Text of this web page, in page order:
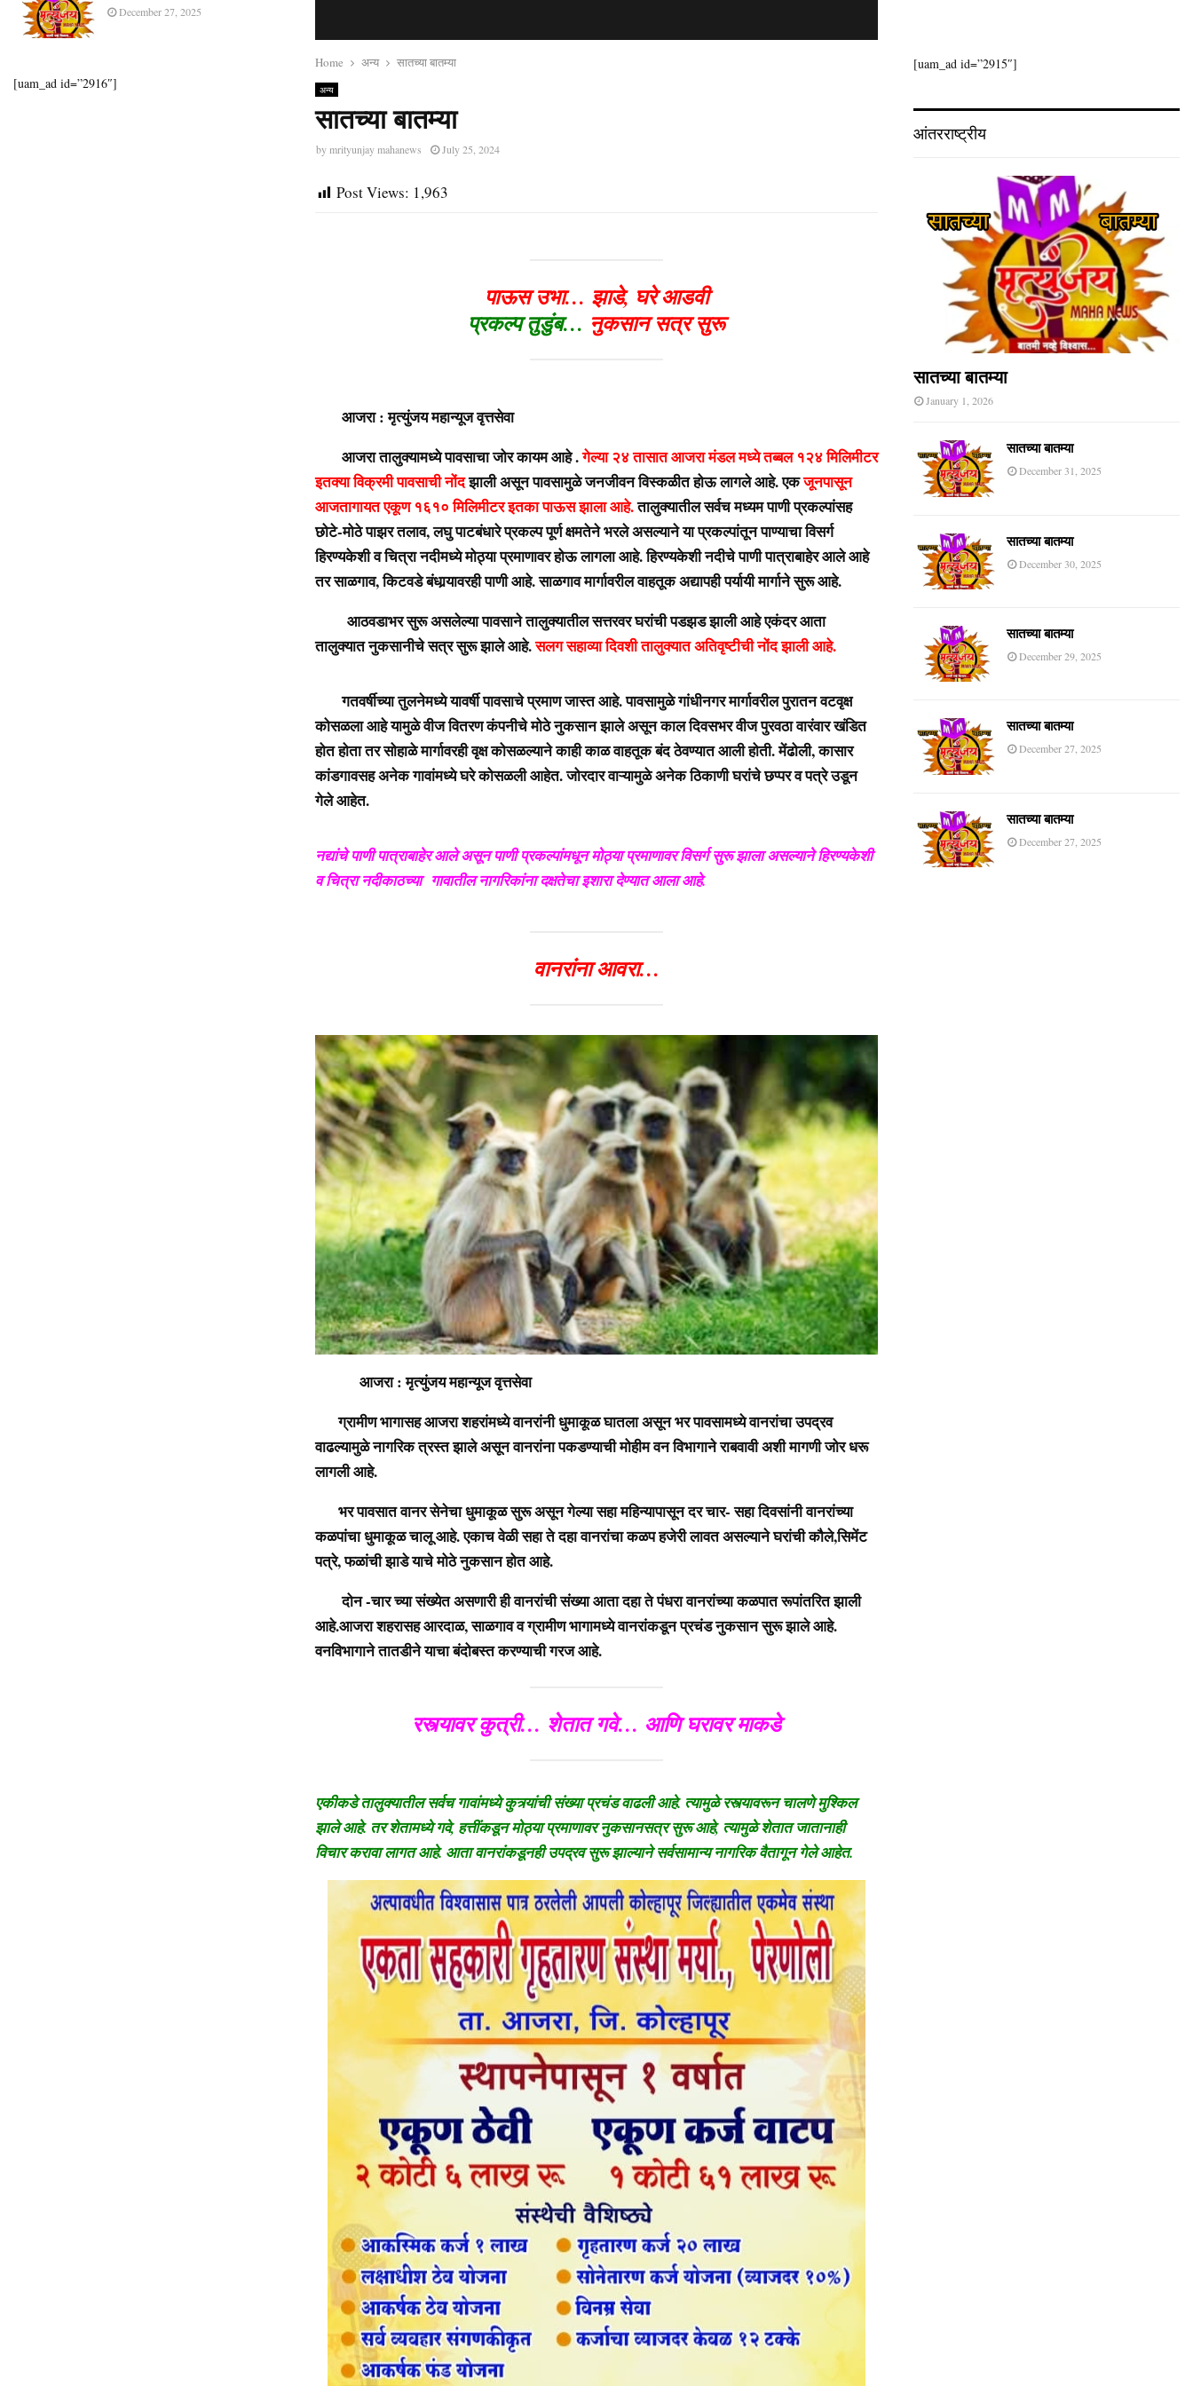
Home अन्य सातच्या बातम्या
अन्य
सातच्या बातम्या
by mrityunjay mahanews July 25, 2024
Post Views: 1,963
पाऊस उभा… झाडे, घरे आडवी
प्रकल्प तुडुंब… नुकसान सत्र सुरू
आजरा : मृत्युंजय महान्यूज वृत्तसेवा
आजरा तालुक्यामध्ये पावसाचा जोर कायम आहे .गेल्या २४ तासात आजरा मंडल मध्ये तब्बल १२४ मिलिमीटर
इतक्या विक्रमी पावसाची नोंदझाली असून पावसामुळे जनजीवन विस्कळीत होऊ लागले आहे. एकजूनपासून
आजतागायत एकूण १६१० मिलिमीटर इतका पाऊस झाला आहे.तालुक्यातील सर्वच मध्यम पाणी प्रकल्पांसह
छोटे-मोठे पाझर तलाव, लघु पाटबंधारे प्रकल्प पूर्ण क्षमतेने भरले असल्याने या प्रकल्पांतून पाण्याचा विसर्ग
हिरण्यकेशी व चित्रा नदीमध्ये मोठ्या प्रमाणावर होऊ लागला आहे. हिरण्यकेशी नदीचे पाणी पात्राबाहेर आले आहे
तर साळगाव, किटवडे बंधार्‍यावरही पाणी आहे. साळगाव मार्गावरील वाहतूक अद्यापही पर्यायी मार्गाने सुरू आहे.
आठवडाभर सुरू असलेल्या पावसाने तालुक्यातील सत्तरवर घरांची पडझड झाली आहे एकंदर आता
तालुक्यात नुकसानीचे सत्र सुरू झाले आहे.सलग सहाव्या दिवशी तालुक्यात अतिवृष्टीची नोंद झाली आहे.
गतवर्षीच्या तुलनेमध्ये यावर्षी पावसाचे प्रमाण जास्त आहे. पावसामुळे गांधीनगर मार्गावरील पुरातन वटवृक्ष
कोसळला आहे यामुळे वीज वितरण कंपनीचे मोठे नुकसान झाले असून काल दिवसभर वीज पुरवठा वारंवार खंडित
होत होता तर सोहाळे मार्गावरही वृक्ष कोसळल्याने काही काळ वाहतूक बंद ठेवण्यात आली होती. मेंढोली, कासार
कांडगावसह अनेक गावांमध्ये घरे कोसळली आहेत. जोरदार वाऱ्यामुळे अनेक ठिकाणी घरांचे छप्पर व पत्रे उडून
गेले आहेत.
नद्यांचे पाणी पात्राबाहेर आले असून पाणी प्रकल्पांमधून मोठ्या प्रमाणावर विसर्ग सुरू झाला असल्याने हिरण्यकेशी
व चित्रा नदीकाठच्या गावातील नागरिकांना दक्षतेचा इशारा देण्यात आला आहे.
वानरांना आवरा…
आजरा : मृत्युंजय महान्यूज वृत्तसेवा
ग्रामीण भागासह आजरा शहरांमध्ये वानरांनी धुमाकूळ घातला असून भर पावसामध्ये वानरांचा उपद्रव
वाढल्यामुळे नागरिक त्रस्त झाले असून वानरांना पकडण्याची मोहीम वन विभागाने राबवावी अशी मागणी जोर धरू
लागली आहे.
भर पावसात वानर सेनेचा धुमाकूळ सुरू असून गेल्या सहा महिन्यापासून दर चार- सहा दिवसांनी वानरांच्या
कळपांचा धुमाकूळ चालू आहे. एकाच वेळी सहा ते दहा वानरांचा कळप हजेरी लावत असल्याने घरांची कौले,सिमेंट
पत्रे, फळांची झाडे याचे मोठे नुकसान होत आहे.
दोन -चार च्या संख्येत असणारी ही वानरांची संख्या आता दहा ते पंधरा वानरांच्या कळपात रूपांतरित झाली
आहे.आजरा शहरासह आरदाळ, साळगाव व ग्रामीण भागामध्ये वानरांकडून प्रचंड नुकसान सुरू झाले आहे.
वनविभागाने तातडीने याचा बंदोबस्त करण्याची गरज आहे.
रस्त्यावर कुत्री… शेतात गवे… आणि घरावर माकडे
एकीकडे तालुक्यातील सर्वच गावांमध्ये कुत्र्यांची संख्या प्रचंड वाढली आहे. त्यामुळे रस्त्यावरून चालणे मुश्किल
झाले आहे. तर शेतामध्ये गवे, हत्तींकडून मोठ्या प्रमाणावर नुकसानसत्र सुरू आहे, त्यामुळे शेतात जातानाही
विचार करावा लागत आहे. आता वानरांकडूनही उपद्रव सुरू झाल्याने सर्वसामान्य नागरिक वैतागून गेले आहेत.
December 27, 2025
[uam_ad id=”2916″]
[uam_ad id=”2915″]
आंतरराष्ट्रीय
सातच्या बातम्या
January 1, 2026
सातच्या बातम्या
December 31, 2025
सातच्या बातम्या
December 30, 2025
सातच्या बातम्या
December 29, 2025
सातच्या बातम्या
December 27, 2025
सातच्या बातम्या
December 27, 2025